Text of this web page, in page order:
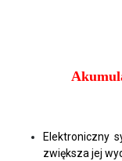
Elektroniczny
zwiększa jej